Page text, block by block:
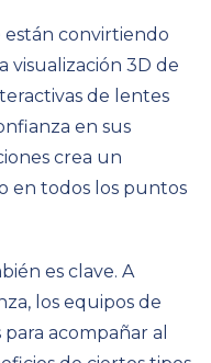
están convirtiendo
visualización 3D de
de lentes
en sus
crea un
en todos los puntos
es clave. A
los equipos de
acompañar al